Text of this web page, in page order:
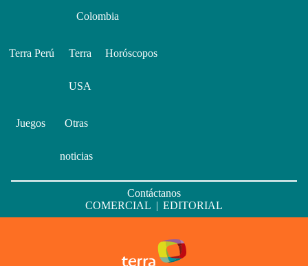
Colombia
Terra Perú Terra
USA
Horóscopos
Juegos Otras
noticias
Contáctanos
COMERCIAL | EDITORIAL